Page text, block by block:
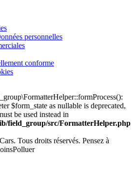
personnelles
conforme
$form_state as nullable is deprecated,
be used instead in
field_group/src/FormatterHelper.php
Tous droits réservés. Pensez à